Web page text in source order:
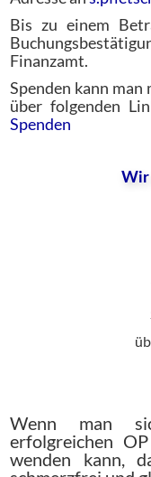
Bis zu einem
Finanzamt.
Spenden kann
über folgenden
Spenden
Wir
Wenn man
erfolgreichen
wenden kann,